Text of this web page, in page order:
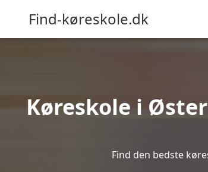
Find-køreskole.dk
Køreskole i
Find den bedste